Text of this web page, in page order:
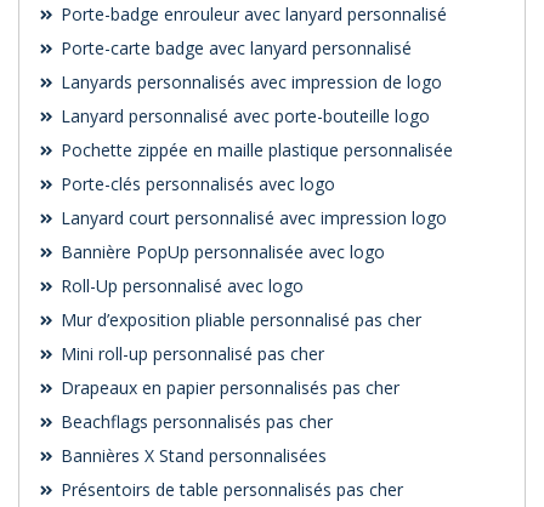
Porte-badge enrouleur avec lanyard personnalisé
Porte-carte badge avec lanyard personnalisé
Lanyards personnalisés avec impression de logo
Lanyard personnalisé avec porte-bouteille logo
Pochette zippée en maille plastique personnalisée
Porte-clés personnalisés avec logo
Lanyard court personnalisé avec impression logo
Bannière PopUp personnalisée avec logo
Roll-Up personnalisé avec logo
Mur d’exposition pliable personnalisé pas cher
Mini roll-up personnalisé pas cher
Drapeaux en papier personnalisés pas cher
Beachflags personnalisés pas cher
Bannières X Stand personnalisées
Présentoirs de table personnalisés pas cher